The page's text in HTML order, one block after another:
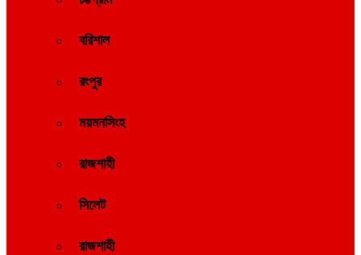
বরিশাল
রংপুর
ময়মনসিংহ
রাজশাহী
সিলেট
রাজশাহী